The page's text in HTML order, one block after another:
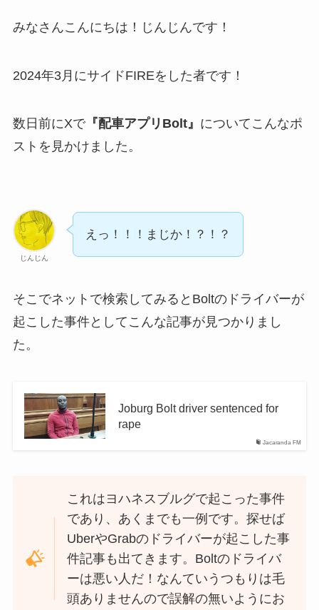
みなさんこんにちは！じんじんです！
2024年3月にサイドFIREをした者です！
数日前にXで『配車アプリBolt』 についてこんなポ
ストを見かけました。
じんじん
えっ！！！まじか！？！？
そこでネットで検索してみるとBoltのドライバーが
起こした事件としてこんな記事が見つかりまし
た。
Jacaranda FM
Joburg Bolt driver sentenced for
rape
これはヨハネスブルグで起こった事件
であり、あくまでも一例です。探せば
UberやGrabのドライバーが起こした事
件記事も出てきます。Boltのドライバ
ーは悪い人だ！なんていうつもりは毛
頭ありませんので誤解の無いようにお